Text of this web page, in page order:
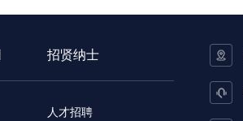
招贤纳士
人才招聘